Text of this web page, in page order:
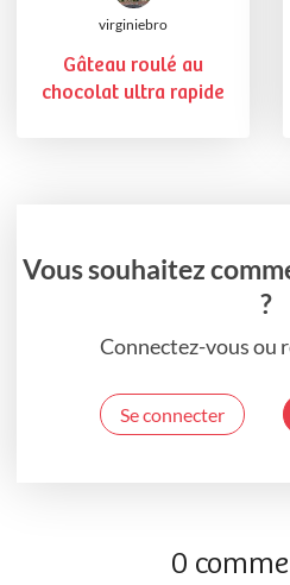
virginiebro
Gâteau roulé au
chocolat ultra rapide
Vous souhaitez
?
Connectez-vous ou
Se connecter
0